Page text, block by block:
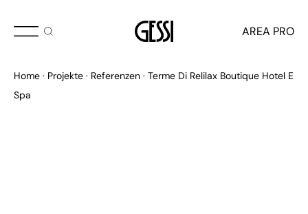
AREA PRO
Home Projekte Referenzen
Terme Di Relilax Boutique Hotel E
Spa